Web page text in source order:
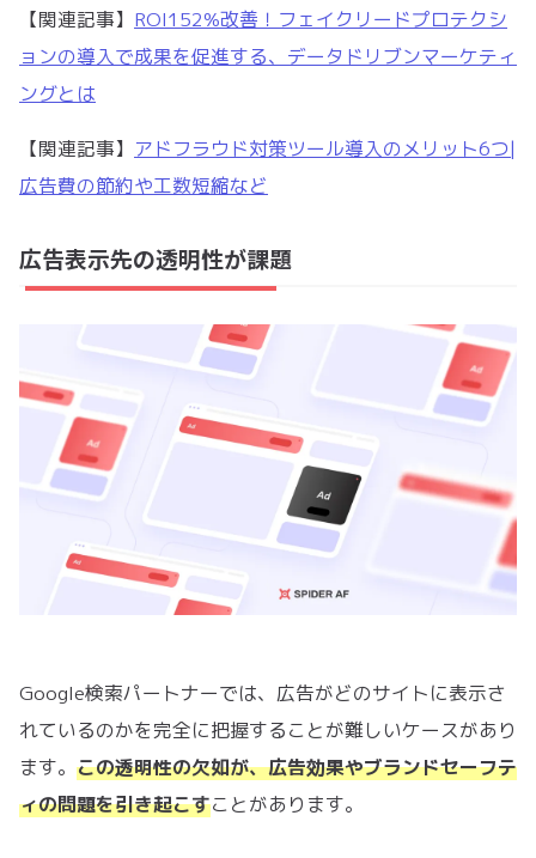
【関連記事】 ROI152%改善！フェイクリードプロテクシ
ョンの導入で成果を促進する、データドリブンマーケティ
ングとは
【関連記事】 アドフラウド対策ツール導入のメリット6つ|
広告費の節約や工数短縮など
広告表示先の透明性が課題
Google検索パートナーでは、広告がどのサイトに表示さ
れているのかを完全に把握することが難しいケースがあり
ます。 この透明性の欠如が、広告効果やブランドセーフテ
ィの問題を引き起こすことがあります。